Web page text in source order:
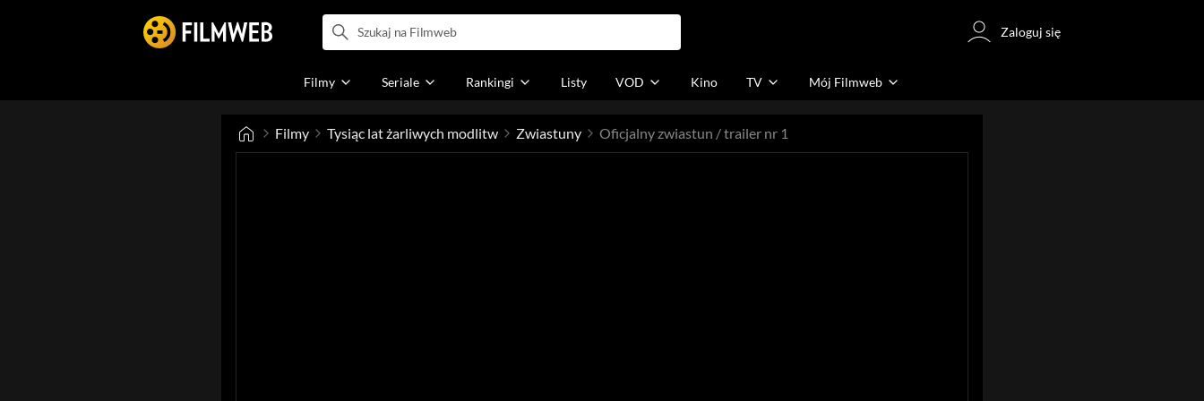
Zaloguj się
Filmy Seriale Rankingi Listy Mój Filmweb
VOD Kino TV
Filmy Tysiąc lat żarliwych modlitw Zwiastuny Oficjalny zwiastun / trailer nr 1